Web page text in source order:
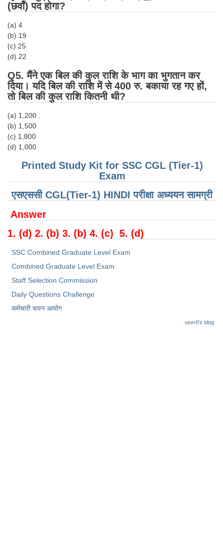
CHSL
CHSL Question Papers
CHSL Exam Resources
CHSL Sample Paper
CHSL Study Notes
EXAMS
Stenographers Grade 'C&D'
CAPF / Delhi Police - SI (CPO)
SSC Exam Vacancies
(छवाँ) पद होगा?
(a) 4
(b) 19
(c) 25
(d) 22
Q5. मैंने एक बिल की कुल राशि के भाग का भुगतान कर
दिया। यदि बिल की राशि में से 400 रु. बकाया रह गए हों,
तो बिल की कुल राशि कितनी थी?
(a) 1,200 .
(b) 1,500
(c) 1,800
(d) 1,000
Printed Study Kit for SSC CGL (Tier-1)
Exam
एसएससी CGL(Tier-1) HINDI परीक्षा ​​अध्ययन सामग्री
Answer
1. (d) 2. (b) 3. (b) 4. (c) 5. (d)
SSC Combined Graduate Level Exam
Combined Graduate Level Exam
Staff Selection Commission
Daily Questions Challenge
कर्मचारी चयन आयोग
user6's blog